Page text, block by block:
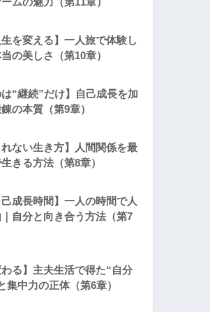
生を変える】一人旅で体験し
の美しさ（第10章）
は“継続”だけ】自己成長を加
の本質（第9章）
れない生き方】人間関係を最
きる方法（第8章）
己成長時間】一人の時間で人
自分と向き合う方法（第7
わる】主夫生活で得た“自分
集中力の正体（第6章）